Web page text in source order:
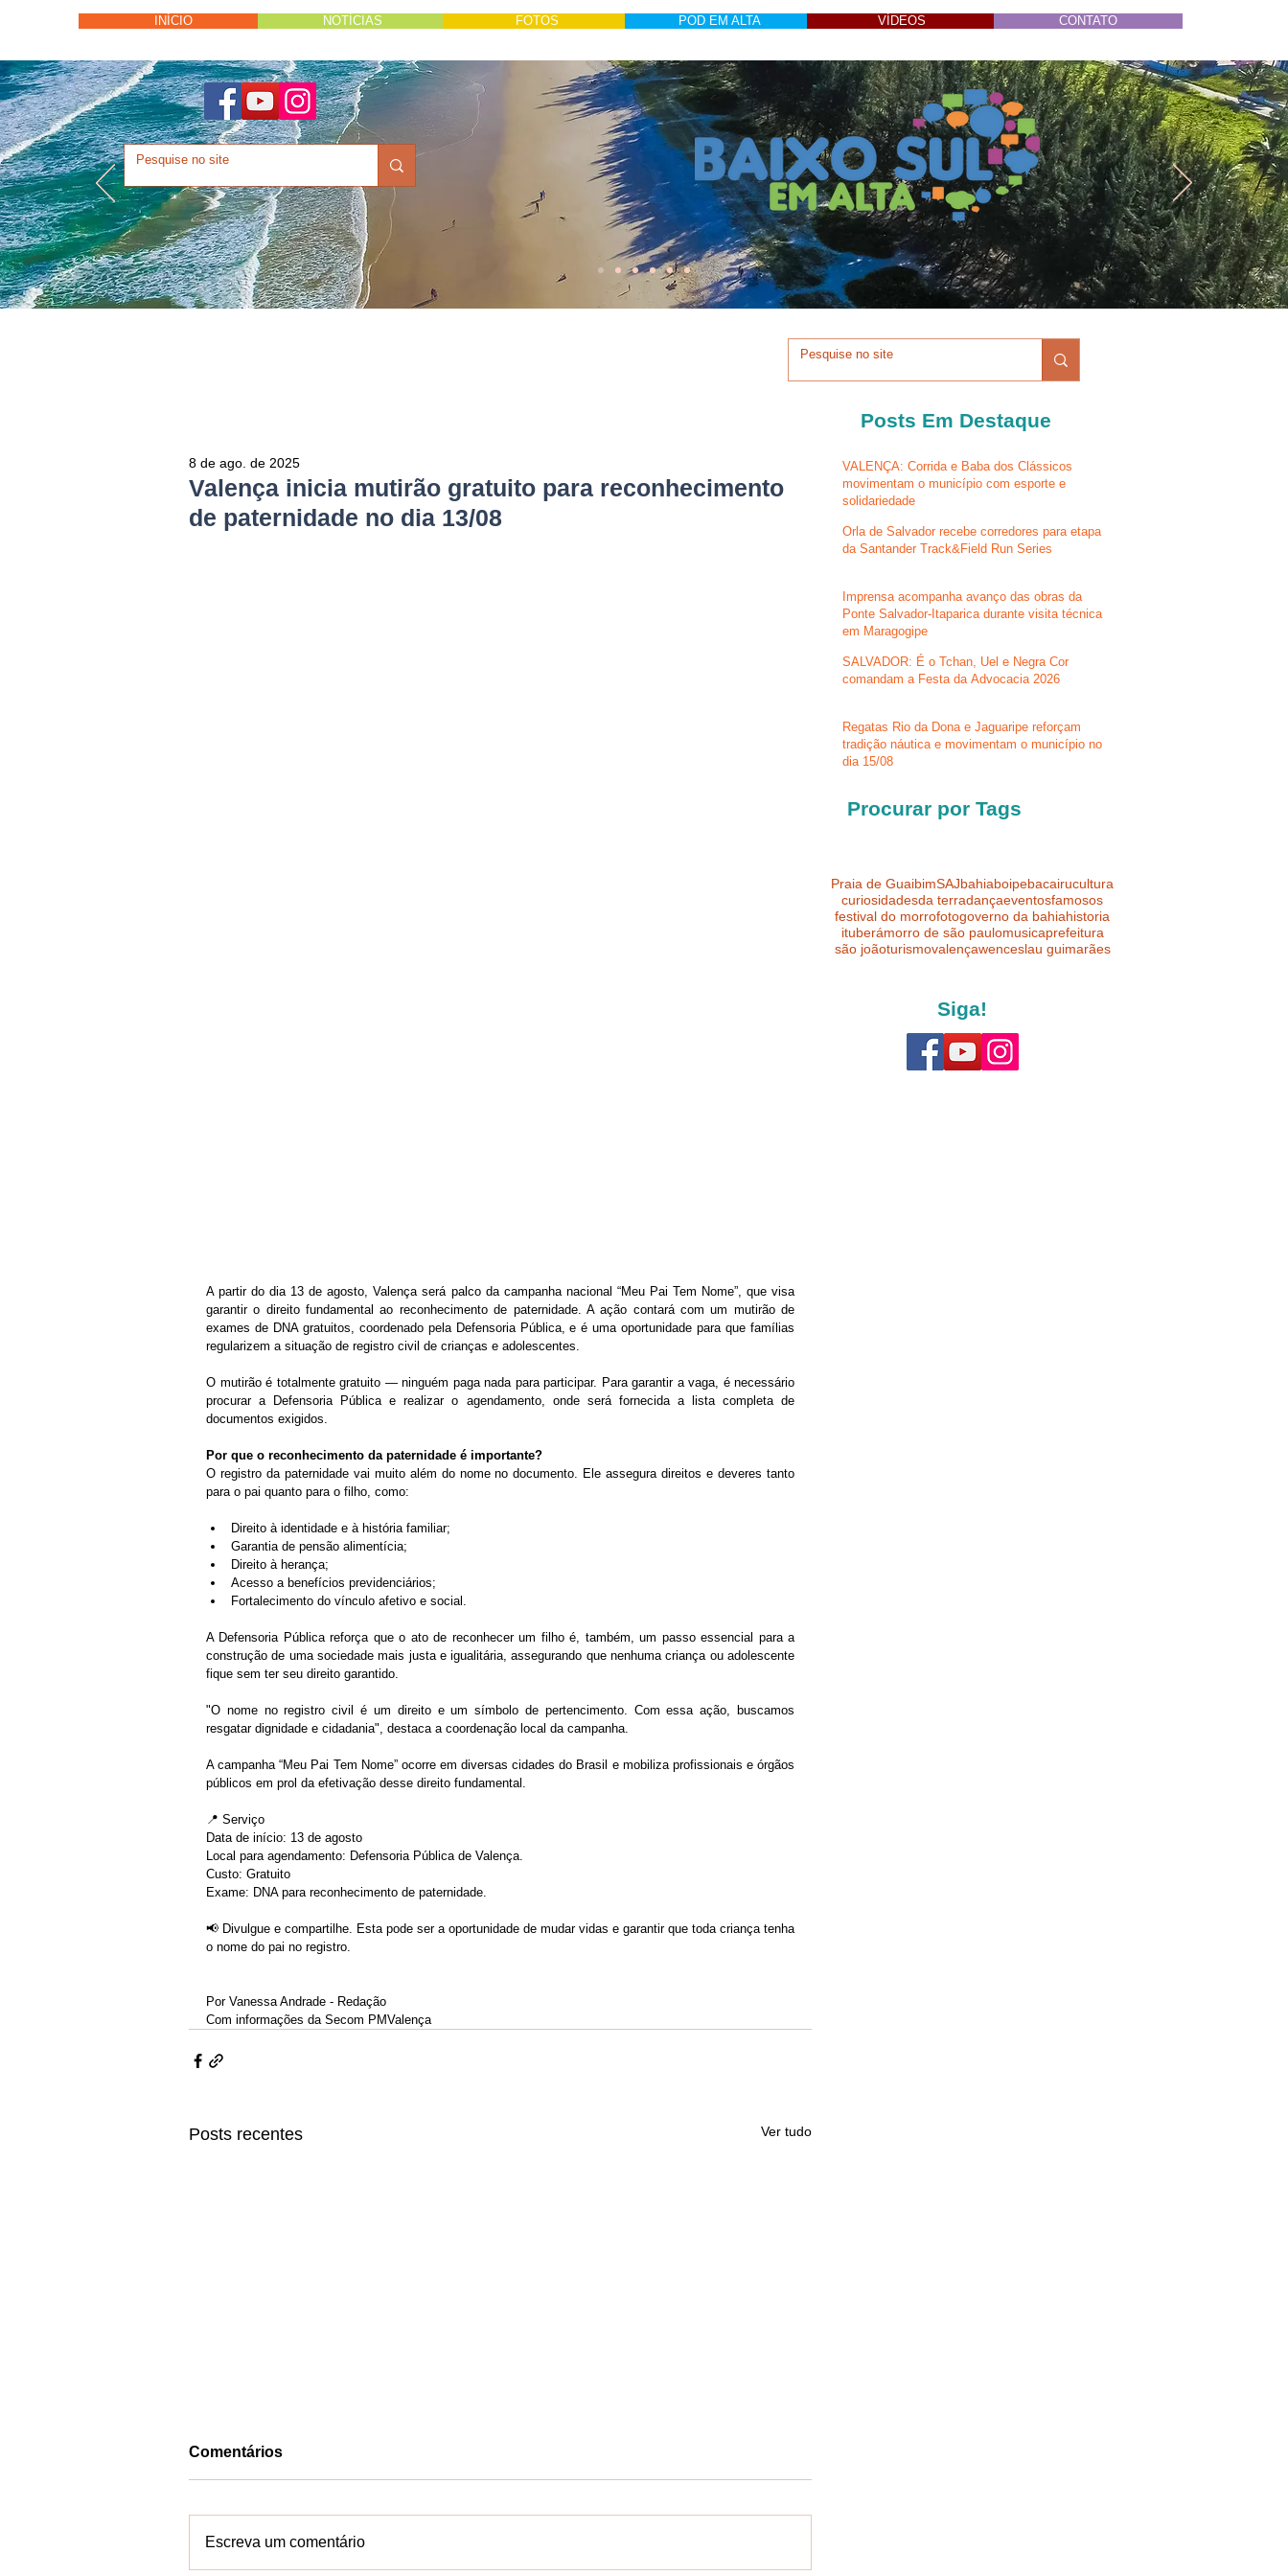
INÍCIO NOTÍCIAS FOTOS POD EM ALTA VÍDEOS CONTATO
Valença inicia mutirão gratuito para reconhecimento
de paternidade no dia 13/08
8 de ago. de 2025
A partir do dia 13 de agosto, Valença será palco da campanha nacional “Meu Pai Tem Nome”, que visa
garantir o direito fundamental ao reconhecimento de paternidade. A ação contará com um mutirão de
exames de DNA gratuitos, coordenado pela Defensoria Pública, e é uma oportunidade para que famílias
regularizem a situação de registro civil de crianças e adolescentes.
O mutirão é totalmente gratuito — ninguém paga nada para participar. Para garantir a vaga, é necessário
procurar a Defensoria Pública e realizar o agendamento, onde será fornecida a lista completa de
documentos exigidos.
Por que o reconhecimento da paternidade é importante?
O registro da paternidade vai muito além do nome no documento. Ele assegura direitos e deveres tanto
para o pai quanto para o filho, como:
Direito à identidade e à história familiar;
Garantia de pensão alimentícia;
Direito à herança;
Acesso a benefícios previdenciários;
Fortalecimento do vínculo afetivo e social.
A Defensoria Pública reforça que o ato de reconhecer um filho é, também, um passo essencial para a
construção de uma sociedade mais justa e igualitária, assegurando que nenhuma criança ou adolescente
fique sem ter seu direito garantido.
"O nome no registro civil é um direito e um símbolo de pertencimento. Com essa ação, buscamos
resgatar dignidade e cidadania", destaca a coordenação local da campanha.
A campanha “Meu Pai Tem Nome” ocorre em diversas cidades do Brasil e mobiliza profissionais e órgãos
públicos em prol da efetivação desse direito fundamental.
📍 Serviço
Data de início: 13 de agosto
Local para agendamento: Defensoria Pública de Valença.
Custo: Gratuito
Exame: DNA para reconhecimento de paternidade.
📢 Divulgue e compartilhe. Esta pode ser a oportunidade de mudar vidas e garantir que toda criança tenha
o nome do pai no registro.
Por Vanessa Andrade - Redação
Com informações da Secom PMValença
Posts recentes Ver tudo
Comentários
Escreva um comentário
Posts Em Destaque
VALENÇA: Corrida e Baba dos Clássicos
movimentam o município com esporte e
solidariedade
Orla de Salvador recebe corredores para etapa
da Santander Track&Field Run Series
Imprensa acompanha avanço das obras da
Ponte Salvador-Itaparica durante visita técnica
em Maragogipe
SALVADOR: É o Tchan, Uel e Negra Cor
comandam a Festa da Advocacia 2026
Regatas Rio da Dona e Jaguaripe reforçam
tradição náutica e movimentam o município no
dia 15/08
Procurar por Tags
Praia de GuaibimSAJbahiaboipebacairucultura
curiosidadesda terradançaeventosfamosos
festival do morrofotogoverno da bahiahistoria
ituberámorro de são paulomusicaprefeitura
são joãoturismovalençawenceslau guimarães
Siga!